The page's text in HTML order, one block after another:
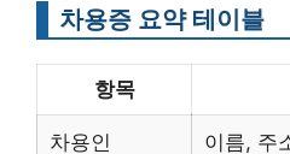
차용증 요약 테이블
항목
차용인 이름, 주